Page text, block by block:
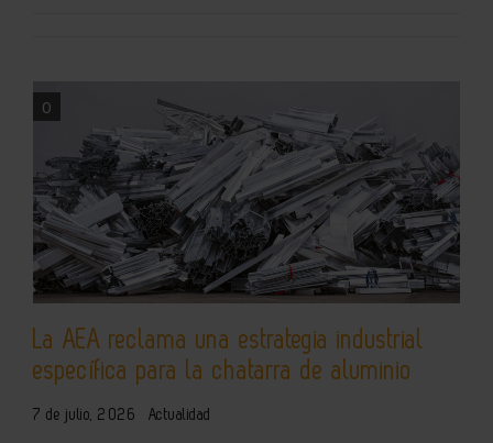
0
La AEA reclama una estrategia industrial
específica para la chatarra de aluminio
7 de julio, 2026 Actualidad